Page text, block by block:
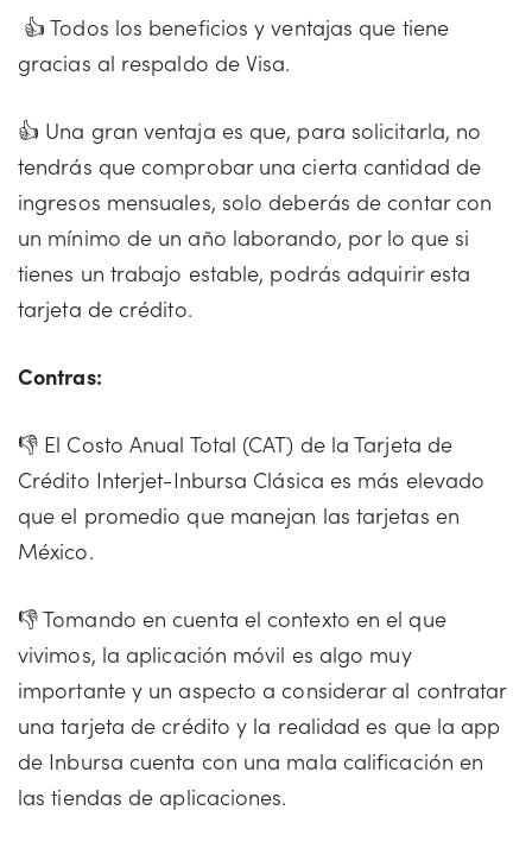
👍 Todos los beneficios y ventajas que tiene
gracias al respaldo de Visa.
👍 Una gran ventaja es que, para solicitarla, no
tendrás que comprobar una cierta cantidad de
ingresos mensuales, solo deberás de contar con
un mínimo de un año laborando, por lo que si
tienes un trabajo estable, podrás adquirir esta
tarjeta de crédito.
Contras:
👎 El Costo Anual Total (CAT) de la Tarjeta de
Crédito Interjet-Inbursa Clásica es más elevado
que el promedio que manejan las tarjetas en
México.
👎 Tomando en cuenta el contexto en el que
vivimos, la aplicación móvil es algo muy
importante y un aspecto a considerar al contratar
una tarjeta de crédito y la realidad es que la app
de Inbursa cuenta con una mala calificación en
las tiendas de aplicaciones.